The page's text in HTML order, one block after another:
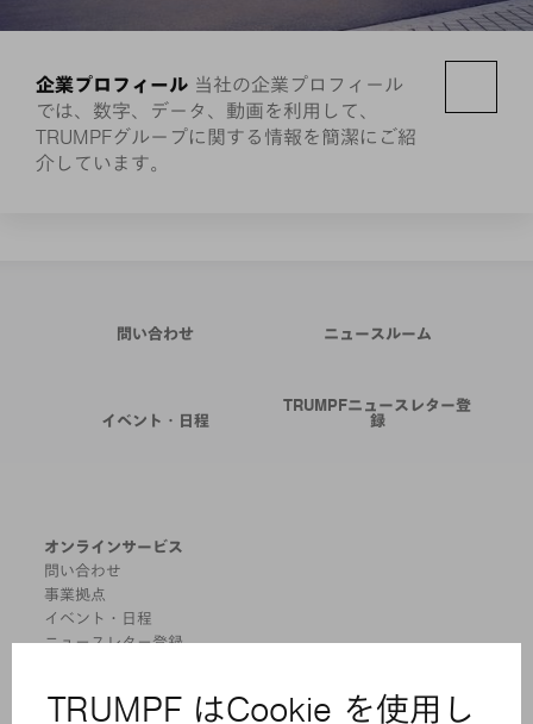
企業プロフィール 当社の企業プロフィール
では、数字、データ、動画を利用して、
TRUMPFグループに関する情報を簡潔にご紹
介しています。
問い合わせ ニュースルーム
イベント・日程
TRUMPFニュースレター登
録
オンラインサービス
問い合わせ
事業拠点
イベント・日程
ニュースレター登録
製品